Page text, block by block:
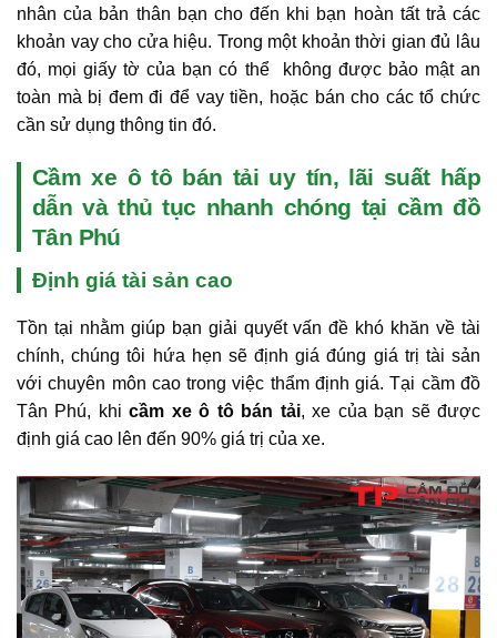
nhân của bản thân bạn cho đến khi bạn hoàn tất trả các
khoản vay cho cửa hiệu. Trong một khoản thời gian đủ lâu
đó, mọi giấy tờ của bạn có thể không được bảo mật an
toàn mà bị đem đi để vay tiền, hoặc bán cho các tổ chức
cần sử dụng thông tin đó.
Cầm xe ô tô bán tải uy tín, lãi suất hấp
dẫn và thủ tục nhanh chóng tại cầm đồ
Tân Phú
Định giá tài sản cao
Tồn tại nhằm giúp bạn giải quyết vấn đề khó khăn về tài
chính, chúng tôi hứa hẹn sẽ định giá đúng giá trị tài sản
với chuyên môn cao trong việc thẩm định giá. Tại cầm đồ
Tân Phú, khicầm xe ô tô bán tải, xe của bạn sẽ được
định giá cao lên đến 90% giá trị của xe.